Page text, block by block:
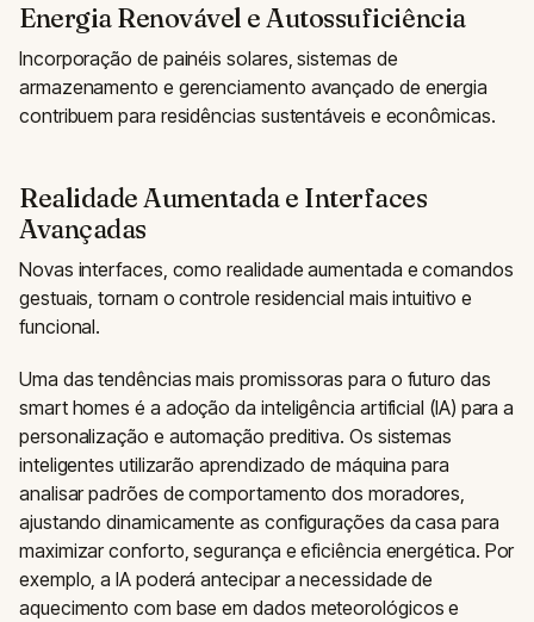
Energia Renovável e Autossuficiência
Incorporação de painéis solares, sistemas de
armazenamento e gerenciamento avançado de energia
contribuem para residências sustentáveis e econômicas.
Realidade Aumentada e Interfaces
Avançadas
Novas interfaces, como realidade aumentada e comandos
gestuais, tornam o controle residencial mais intuitivo e
funcional.
Uma das tendências mais promissoras para o futuro das
smart homes é a adoção da inteligência artificial (IA) para a
personalização e automação preditiva. Os sistemas
inteligentes utilizarão aprendizado de máquina para
analisar padrões de comportamento dos moradores,
ajustando dinamicamente as configurações da casa para
maximizar conforto, segurança e eficiência energética. Por
exemplo, a IA poderá antecipar a necessidade de
aquecimento com base em dados meteorológicos e